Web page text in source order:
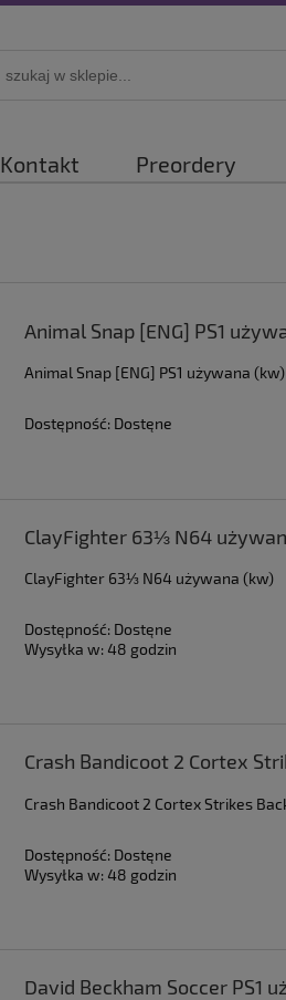
Kontakt Preordery
Animal Snap [ENG] PS1
Animal Snap [ENG] PS1 używana (kw)
Dostępność: Dostęne
ClayFighter 63⅓ N64
ClayFighter 63⅓ N64 używana (kw)
Dostępność: Dostęne
Wysyłka w: 48 godzin
Crash Bandicoot 2 Cortex
Crash Bandicoot 2 Cortex Strikes
Dostępność: Dostęne
Wysyłka w: 48 godzin
David Beckham Soccer PS1